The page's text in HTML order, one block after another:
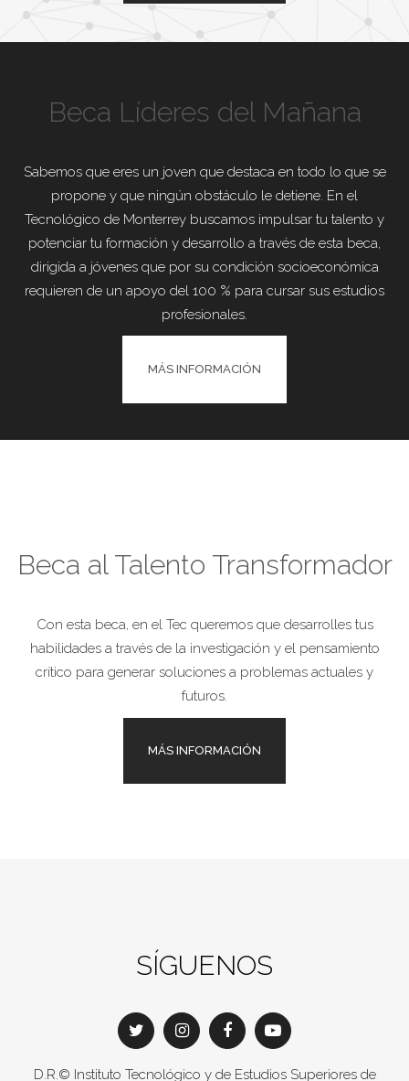
Beca Líderes del Mañana
Sabemos que eres un joven que destaca en todo lo que se
propone y que ningún obstáculo le detiene. En el
Tecnológico de Monterrey buscamos impulsar tu talento y
potenciar tu formación y desarrollo a través de esta beca,
dirigida a jóvenes que por su condición socioeconómica
requieren de un apoyo del 100 % para cursar sus estudios
profesionales.
MÁS INFORMACIÓN
Beca al Talento Transformador
Con esta beca, en el Tec queremos que desarrolles tus
habilidades a través de la investigación y el pensamiento
crítico para generar soluciones a problemas actuales y
futuros.
MÁS INFORMACIÓN
SÍGUENOS
D.R.© Instituto Tecnológico y de Estudios Superiores de